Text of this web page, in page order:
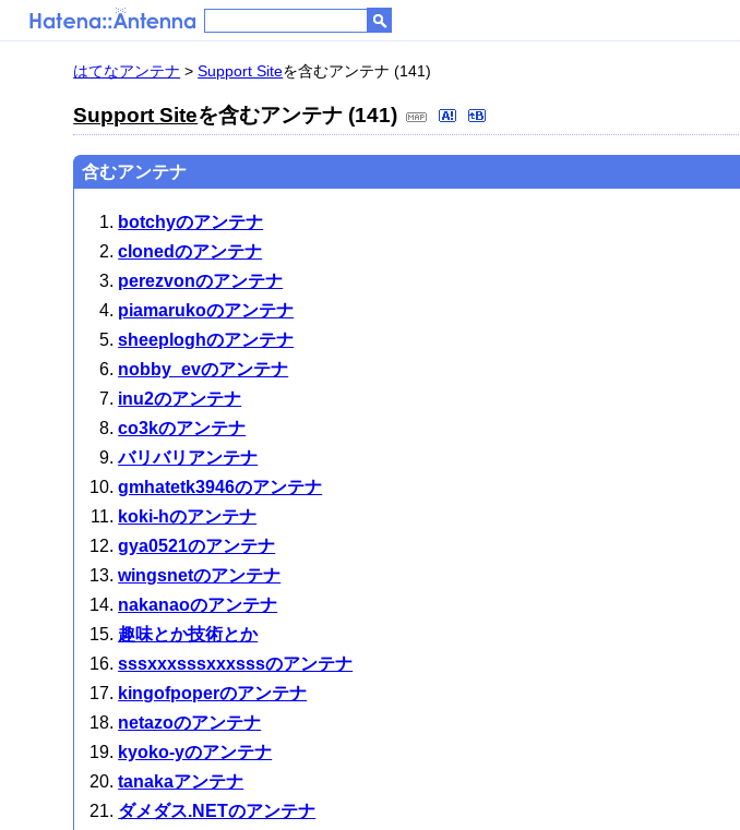
はてなアンテナ >Support Siteを含むアンテナ (141)
Support Siteを含むアンテナ (141)
含むアンテナ
botchyのアンテナ
clonedのアンテナ
perezvonのアンテナ
piamarukoのアンテナ
sheeploghのアンテナ
nobby_evのアンテナ
inu2のアンテナ
co3kのアンテナ
バリバリアンテナ
gmhatetk3946のアンテナ
koki-hのアンテナ
gya0521のアンテナ
wingsnetのアンテナ
nakanaoのアンテナ
趣味とか技術とか
sssxxxsssxxxsssのアンテナ
kingofpoperのアンテナ
netazoのアンテナ
kyoko-yのアンテナ
tanakaアンテナ
ダメダス.NETのアンテナ